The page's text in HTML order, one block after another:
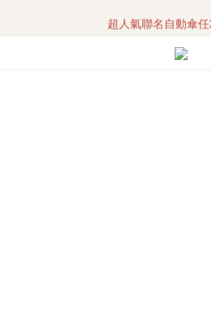
3C科技好物｜任選2
超人氣聯名自動傘任
3C科技好物｜任選2